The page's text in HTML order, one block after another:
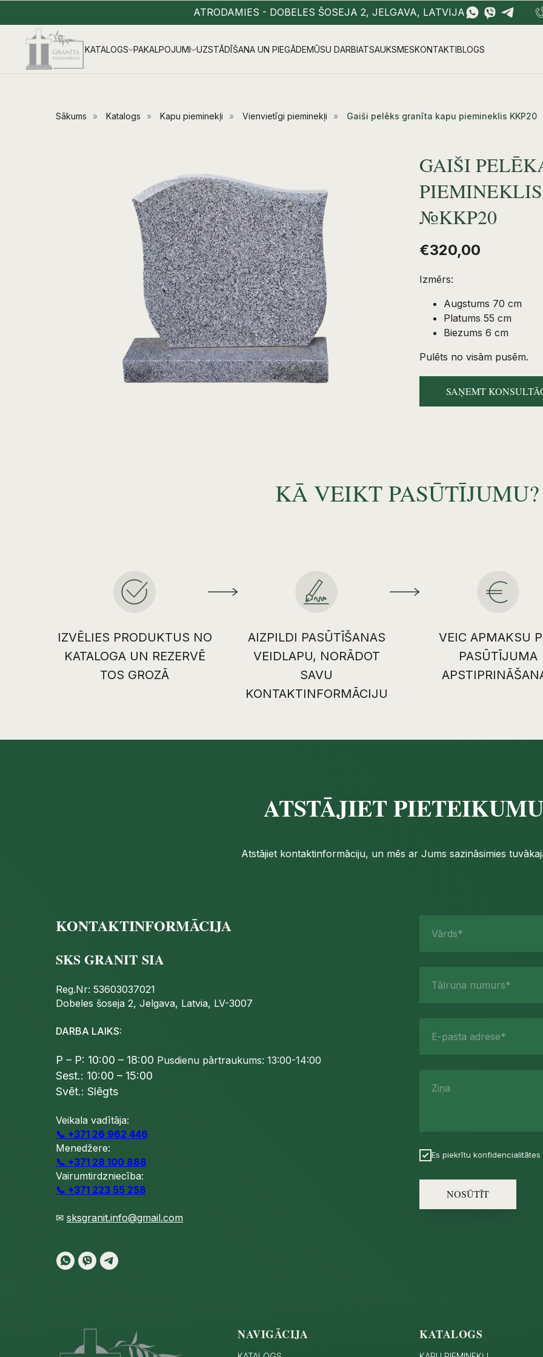
ATRODAMIES - DOBELES ŠOSEJA 2, JELGAVA, LATVIJA
KATALOGS PAKALPOJUMI UZSTĀDĪŠANA UN PIEGĀDEMŪSU DARBIATSAUKSMESKONTAKTIBLOGS
Sākums » Katalogs » Kapu pieminekļi » Vienvietīgi pieminekļi » Gaiši pelēks granīta kapu piemineklis KKP20
GAIŠI
№KKP20
€320,00
Izmērs:
Augstums 70 cm
Platums 55 cm
Biezums 6 cm
Pulēts no visām pusēm.
SAŅEMT
KĀ VEIKT PASŪTĪJUMU?
IZVĒLIES PRODUKTUS NO
KATALOGA UN REZERVĒ
TOS GROZĀ
AIZPILDI PASŪTĪŠANAS
VEIDLAPU, NORĀDOT
SAVU
KONTAKTINFORMĀCIJU
VEIC APMAKSU
PASŪTĪJUMA
ATSTĀJIET
Atstājiet kontaktinformāciju, un mēs ar Jums sazināsimies
KONTAKTINFORMĀCIJA
SKS GRANIT SIA
Reg.Nr: 53603037021
Dobeles šoseja 2, Jelgava, Latvia, LV-3007
DARBA LAIKS:
P – P: 10:00 – 18:00 Pusdienu pārtraukums: 13:00-14:00
Sest.: 10:00 – 15:00
Svēt.: Slēgts
Veikala vadītāja:
📞 +371 26 962 446
Menedžere:
📞 +371 28 100 888
Vairumtirdzniecība:
📞 +371 223 55 258
✉ sksgranit.info@gmail.com
Vārds*
Tālruņa numurs*
E-pasta adrese*
Ziņa
Es piekrītu konfidencialitātes
NOSŪTĪT
NAVIGĀCIJA KATALOGS